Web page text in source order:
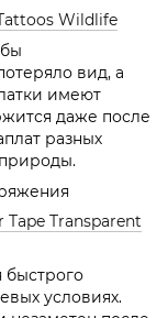
Wildlife
вид, а
имеют
даже после
разных
Tape Transparent
быстрого
условиях.